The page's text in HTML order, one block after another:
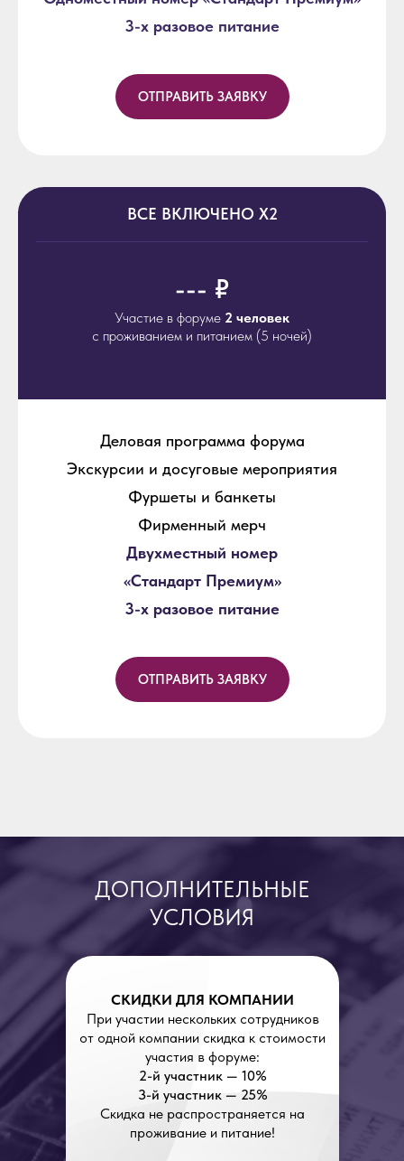
3-х разовое питание
ОТПРАВИТЬ ЗАЯВКУ
ВСЕ ВКЛЮЧЕНО X2
--- ₽
Участие в форуме 2 человек
с проживанием и питанием (5 ночей)
Деловая программа форума
Экскурсии и досуговые мероприятия
Фуршеты и банкеты
Фирменный мерч
Двухместный номер
«Стандарт Премиум»
3-х разовое питание
ОТПРАВИТЬ ЗАЯВКУ
СКИДКИ ДЛЯ КОМПАНИИ
При участии нескольких сотрудников
от одной компании скидка к стоимости
участия в форуме:
2-й участник — 10%
3-й участник — 25%
Скидка не распространяется на
проживание и питание!
ДОПОЛНИТЕЛЬНЫЕ
УСЛОВИЯ